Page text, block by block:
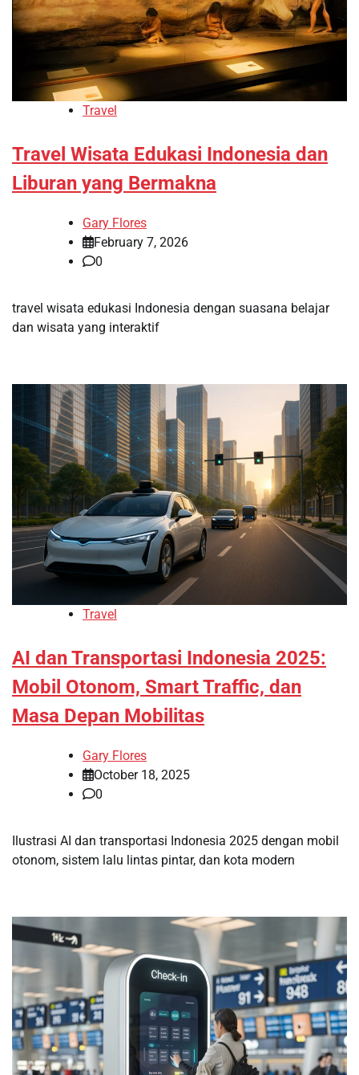
Travel
Travel Wisata Edukasi Indonesia dan
Liburan yang Bermakna
Gary Flores
February 7, 2026
0
travel wisata edukasi Indonesia dengan suasana belajar
dan wisata yang interaktif
Travel
AI dan Transportasi Indonesia 2025:
Mobil Otonom, Smart Traffic, dan
Masa Depan Mobilitas
Gary Flores
October 18, 2025
0
Ilustrasi AI dan transportasi Indonesia 2025 dengan mobil
otonom, sistem lalu lintas pintar, dan kota modern